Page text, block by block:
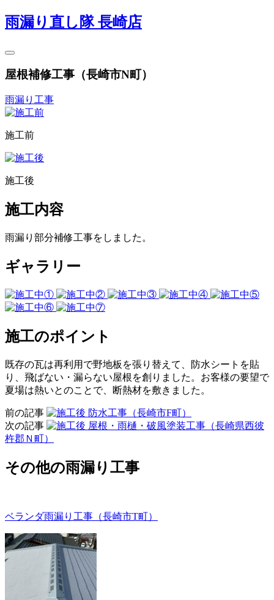
雨漏り直し隊 長崎店
屋根補修工事（長崎市N町）
雨漏り工事
施工前
施工後
施工内容
雨漏り部分補修工事をしました。
ギャラリー
施工のポイント
既存の瓦は再利用で野地板を張り替えて、防水シートを貼
り、飛ばない・漏らない屋根を創りました。お客様の要望で
夏場は熱いとのことで、断熱材を敷きました。
前の記事
防水工事（長崎市F町）
次の記事
屋根・雨樋・破風塗装工事（長崎県西彼
杵郡Ｎ町）
その他の雨漏り工事
ベランダ雨漏り工事（長崎市T町）